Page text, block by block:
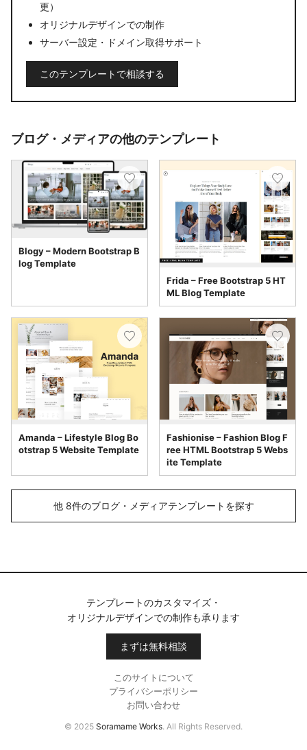
更）
オリジナルデザインでの制作
サーバー設定・ドメイン取得サポート
このテンプレートで相談する
ブログ・メディアの他のテンプレート
Blogy – Modern Bootstrap B
log Template
Frida – Free Bootstrap 5 HT
ML Blog Template
Amanda – Lifestyle Blog Bo
otstrap 5 Website Template
Fashionise – Fashion Blog F
ree HTML Bootstrap 5 Webs
ite Template
他 8件のブログ・メディアテンプレートを探す
テンプレートのカスタマイズ・
オリジナルデザインでの制作も承ります
まずは無料相談
このサイトについて
プライバシーポリシー
お問い合わせ
© 2025 Soramame Works. All Rights Reserved.